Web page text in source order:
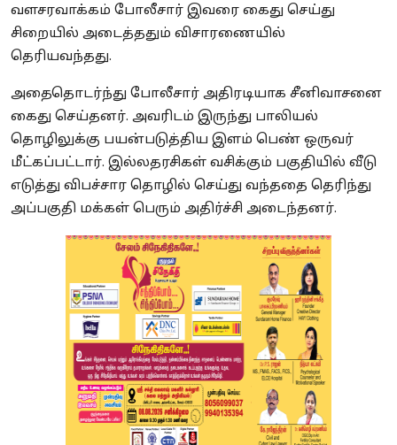
வளசரவாக்கம் போலீசார் இவரை கைது செய்து
சிறையில் அடைத்ததும் விசாரணையில்
தெரியவந்தது.
அதைதொடர்ந்து போலீசார் அதிரடியாக சீனிவாசனை
கைது செய்தனர். அவரிடம் இருந்து பாலியல்
தொழிலுக்கு பயன்படுத்திய இளம் பெண் ஒருவர்
மீட்கப்பட்டார். இல்லதரசிகள் வசிக்கும் பகுதியில் வீடு
எடுத்து விபச்சார தொழில் செய்து வந்ததை தெரிந்து
அப்பகுதி மக்கள் பெரும் அதிர்ச்சி அடைந்தனர்.